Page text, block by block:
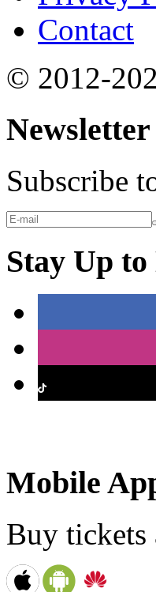
Contact
© 2012-
Newsletter
Subscribe
Stay Up to
Mobile
Buy tickets